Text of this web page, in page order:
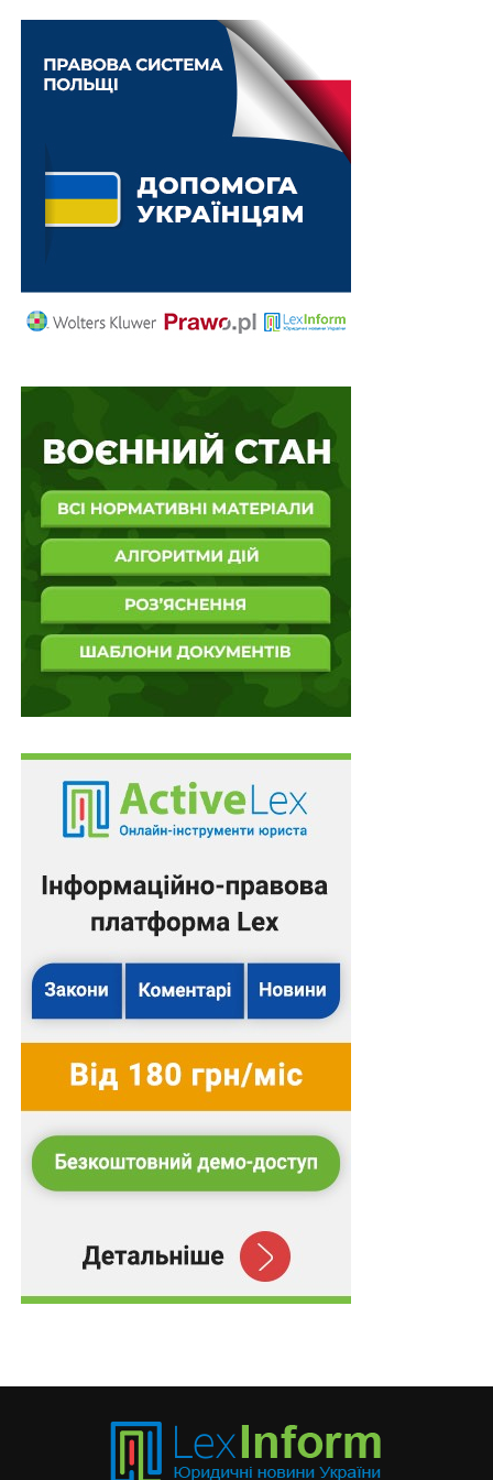
На підставі цього можна стверджувати, що в Україні
існує система правового та суспільного устрою, де
сама природа – природні права та свободи людини, на
відміну від волі законодавця, є головним джерелом
права та визнані найвищою цінністю суспільства, а
їхнє забезпечення стає пріоритетом держави. При
цьому органи влади діють виключно відповідно до
закону, контролюються законом та обмежуються
правом. Виключно право створює таку систему
перед людиною за свою діяльність. Таким чином, на
конституційному рівні в Україні затверджуються
Щодо поняття «джерело права»
Слід зазначити, що при всій різноманітності та безлічі
робіт у вітчизняній фундаментальній науці – теорії
держави і права – сутність, значення та роль такого
поняття, як джерело права однозначно не визначено,
воно й досі носить дискусійний характер. Одним із
найбільш доречних та доступних визначень «джерела
права», на думку автора, є наступна версія, в основі
якої лежить думка відомого науковця П. М.
Рабіновича: «Джерело права – це спосіб зовнішнього
вираження і закріплення правових норм, який
загальнообов’язковостї (Юридична енциклопедія. Том
2. Київ. Видавництво «Українська енциклопедія».
1999 р. С. 171).
«джерело права» залежить від вибору правової
системи й того, яка доктрина є домінуючою –
природне право чи позитивне? Більше того, наведені
обставини досить відчутно впливають і на ієрархію
національних джерел права. При всій різноманітності
класифікацій для вітчизняної правової системи вкрай
важлива класифікація залежно від того, чи є
конкретне джерело права імперативною, тобто
обов’язковою, нормою, чи диспозитивною, яка
базується на певній свободі вибору й потребує
додаткових обґрунтувань та мотивувань. Як правило,
такі норми носять характер переконливих,
авторитетних та визнаних.
Роль НПА в системі джерел права
Як вказувалося вище відповідно дост. 8
відповідати їй». Отже, підкреслюється вирішальне
значення, ключова роль нормативно-правових актів у